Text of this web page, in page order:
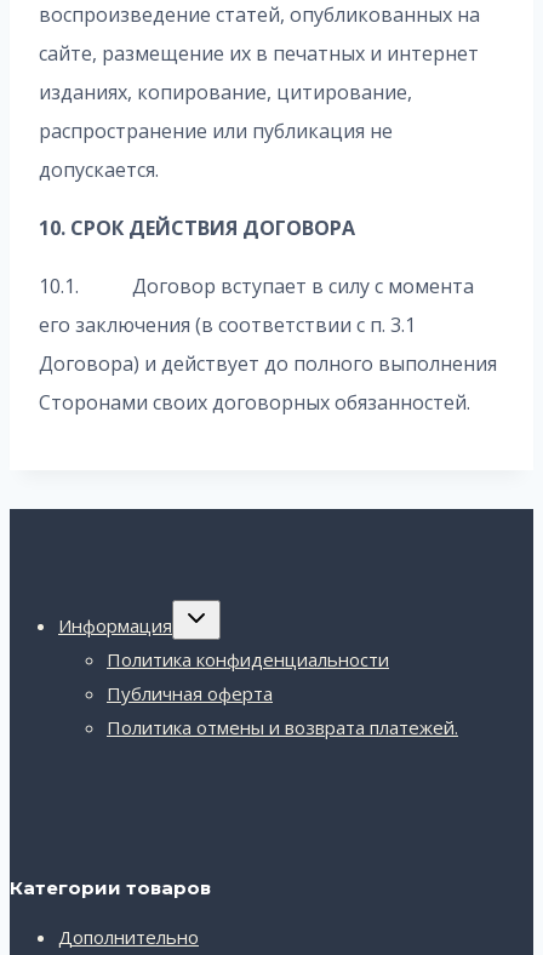
воспроизведение статей, опубликованных на
сайте, размещение их в печатных и интернет
изданиях, копирование, цитирование,
распространение или публикация не
допускается.
10. СРОК ДЕЙСТВИЯ ДОГОВОРА
10.1. Договор вступает в силу с момента
его заключения (в соответствии с п. 3.1
Договора) и действует до полного выполнения
Сторонами своих договорных обязанностей.
Информация
Переключить
Политика конфиденциальности
Публичная оферта
Политика отмены и возврата платежей.
Категории товаров
Дополнительно